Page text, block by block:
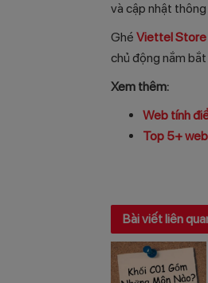
và cập nhật
Ghé Viettel Store
chủ động nắm
Xem thêm:
Web tính
Top 5+
Bài viết liên